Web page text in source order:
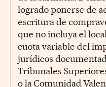
logrado ponerse de
escritura de
que no incluya el
cuota variable del
jurídicos
Tribunales
o la Comunidad